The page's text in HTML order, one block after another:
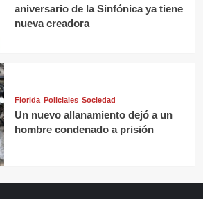
aniversario de la Sinfónica ya tiene
nueva creadora
Florida Policiales Sociedad
Un nuevo allanamiento dejó a un
hombre condenado a prisión